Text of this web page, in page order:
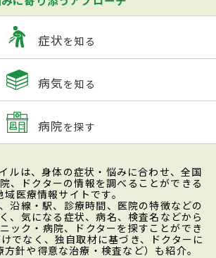
症状を知る
病気を知る
病院を探す
ルは、身体の症状・悩みに合わせ、全国
、ドクターの情報を調べることができる
域医療情報サイトです。
沿線・駅、診療時間、医院の特徴などの
、気になる症状、病名、検査名などから
ック・病院、ドクターを探すことができ
でなく、独自取材に基づき、ドクターに
針や得意な治療・検査など）も紹介。